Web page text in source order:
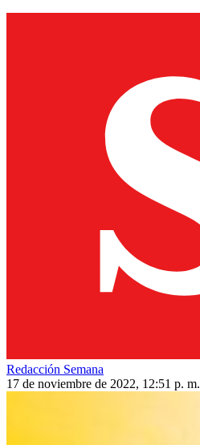
Redacción Semana
17 de noviembre de 2022, 12:51 p. m.